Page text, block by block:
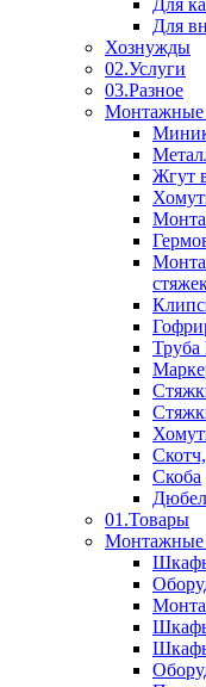
Для
Для
Хознужды
02.Услуги
03.Разное
Монтажные
Жгут
Скоба
01.Товары
Монтажные